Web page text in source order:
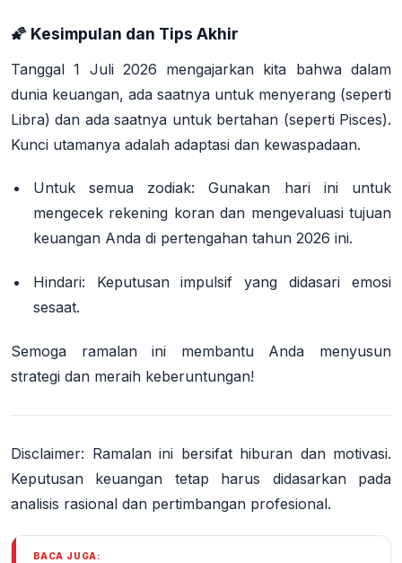
🌠 Kesimpulan dan Tips Akhir
Tanggal 1 Juli 2026 mengajarkan kita bahwa dalam
dunia keuangan, ada saatnya untuk menyerang (seperti
Libra) dan ada saatnya untuk bertahan (seperti Pisces).
Kunci utamanya adalah adaptasi dan kewaspadaan.
Untuk semua zodiak: Gunakan hari ini untuk
mengecek rekening koran dan mengevaluasi tujuan
keuangan Anda di pertengahan tahun 2026 ini.
Hindari: Keputusan impulsif yang didasari emosi
sesaat.
Semoga ramalan ini membantu Anda menyusun
strategi dan meraih keberuntungan!
Disclaimer: Ramalan ini bersifat hiburan dan motivasi.
Keputusan keuangan tetap harus didasarkan pada
analisis rasional dan pertimbangan profesional.
BACA JUGA: